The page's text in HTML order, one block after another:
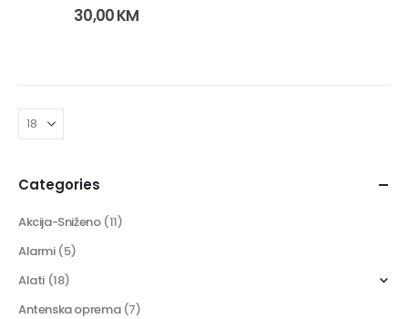
30,00KM
Categories
Akcija-Sniženo (11)
Alarmi (5)
Alati (18)
Antenska oprema (7)